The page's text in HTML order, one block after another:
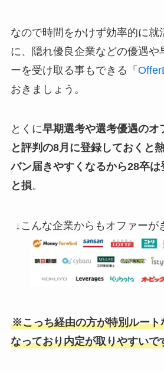
なので時間をかけず効率的に就
に、隠れ優良企業などの優遇や
ーを受け取る事もできる「
おきましょう。
とくに早期選考や選考優遇のオ
と評判の8月に登録しておくと
バン届きやすくなるから28卒
と損。
↓こんな企業からもオファーが
※こっち経由の方が特別ルート
なっており内定が取りやすいで